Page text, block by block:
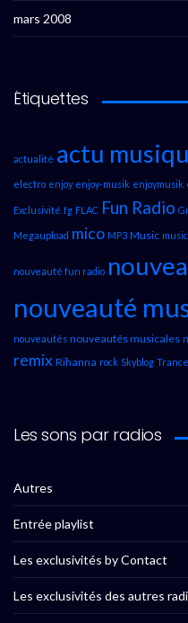
mars 2008
Étiquettes
actualité actu
electro enjoy enjoy-musik enjoymusik
Exclusivité fg FLAC Fun Radio
Megaupload mico MP3 Music
nouveauté fun radio
nouveauté
nouveautés nouveautés musicales
remix Rihanna rock Skyblog Trance
Les sons par radios
Autres
Entrée playlist
Les exclusivités by Contact
Les exclusivités des autres